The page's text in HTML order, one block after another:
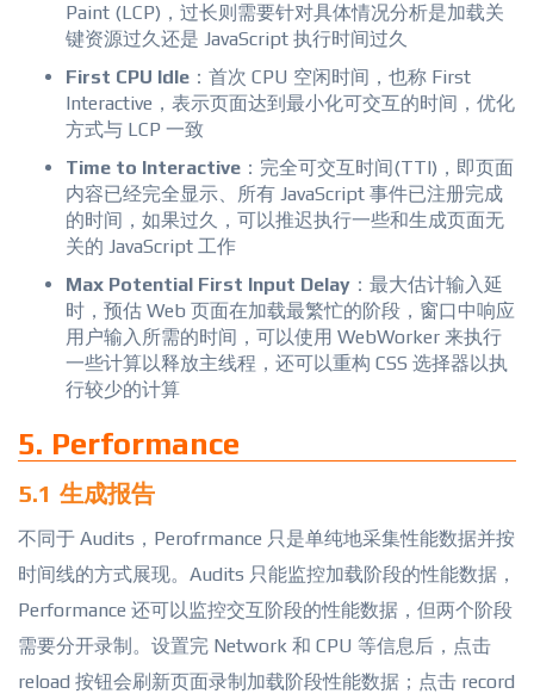
Paint (LCP)，过长则需要针对具体情况分析是加载关
键资源过久还是 JavaScript 执行时间过久
First CPU Idle ：首次 CPU 空闲时间，也称 First
Interactive，表示页面达到最小化可交互的时间，优化
方式与 LCP 一致
Time to Interactive ：完全可交互时间(TTI)，即页面
内容已经完全显示、所有 JavaScript 事件已注册完成
的时间，如果过久，可以推迟执行一些和生成页面无
关的 JavaScript 工作
Max Potential First Input Delay ：最大估计输入延
时，预估 Web 页面在加载最繁忙的阶段，窗口中响应
用户输入所需的时间，可以使用 WebWorker 来执行
一些计算以释放主线程，还可以重构 CSS 选择器以执
行较少的计算
5. Performance
5.1 生成报告
不同于 Audits，Perofrmance 只是单纯地采集性能数据并按
时间线的方式展现。Audits 只能监控加载阶段的性能数据，
Performance 还可以监控交互阶段的性能数据，但两个阶段
需要分开录制。设置完 Network 和 CPU 等信息后，点击
reload 按钮会刷新页面录制加载阶段性能数据；点击 record